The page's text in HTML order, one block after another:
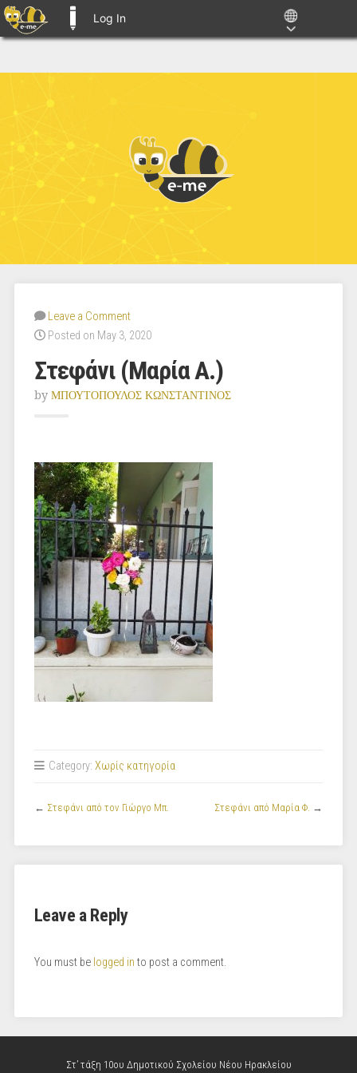
Log In
Leave a Comment
Posted on May 3, 2020
Στεφάνι (Μαρία Α.)
by ΜΠΟΥΤΟΠΟΥΛΟΣ ΚΩΝΣΤΑΝΤΙΝΟΣ
Category: Χωρίς κατηγορία
← Στεφάνι από τον Γιώργο Μπ. Στεφάνι από Μαρία Φ. →
Leave a Reply
You must be logged in to post a comment.
Στ’ τάξη 10ου Δημοτικού Σχολείου Νέου Ηρακλείου